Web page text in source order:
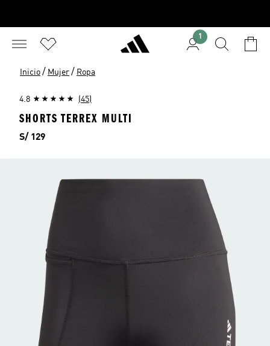
1
Inicio / Mujer / Ropa
4.8 (45)
SHORTS TERREX MULTI
Precio
S/ 129